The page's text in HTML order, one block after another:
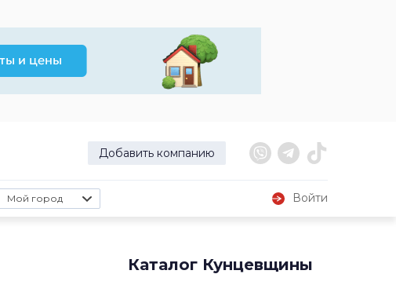
Добавить компанию
Мой город
Войти
Каталог Кунцевщины